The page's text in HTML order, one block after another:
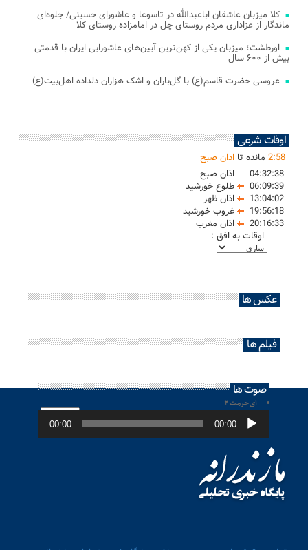
کلا میزبان عاشقان اباعبدالله در تاسوعا و عاشورای حسینی/ جلوه‌ای
ماندگار از عزاداری مردم روستای چل در امامزاده روستای کلا
اورطشت؛ میزبان یکی از کهن‌ترین آیین‌های عاشورایی ایران با قدمتی
بیش از ۶۰۰ سال
عروسی حضرت قاسم(ع) با گل‌باران و اشک هزاران دلداده اهل‌بیت(ع)
اوقات شرعی
2:58 مانده تا اذان صبح
04:32:38
اذان صبح
06:09:39
طلوع خورشید
13:04:02
اذان ظهر
19:56:18
غروب خورشید
20:16:33
اذان مغرب
اوقات به افق :
عکس ها
فیلم ها
صوت ها
ای حرمت ۲
پخش‌کننده
صوت 00:00
00:00